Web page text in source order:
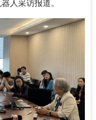
人采访报道。